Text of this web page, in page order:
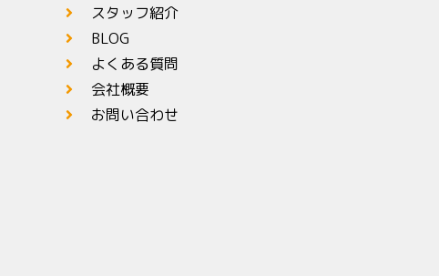
スタッフ紹介
BLOG
よくある質問
会社概要
お問い合わせ